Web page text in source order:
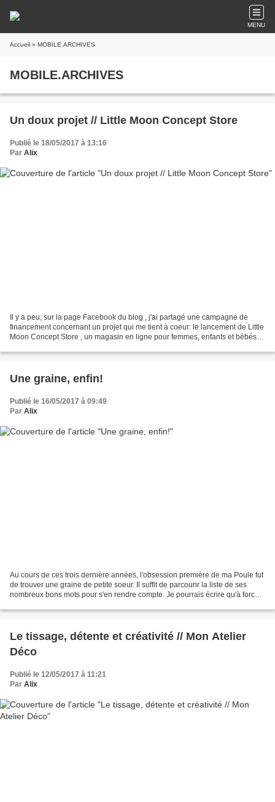
MENU
Accueil » MOBILE.ARCHIVES
MOBILE.ARCHIVES
Un doux projet // Little Moon Concept Store
Publié le 18/05/2017 à 13:16
Par Alix
Il y a peu, sur la page Facebook du blog , j'ai partagé une campagne de
financement concernant un projet qui me tient à coeur: le lancement de Little
Moon Concept Store , un magasin en ligne pour femmes, enfants et bébés.
Une graine, enfin!
Publié le 16/05/2017 à 09:49
Par Alix
Au cours de ces trois dernière années, l'obsession première de ma Poule fut
de trouver une graine de petite soeur. Il suffit de parcourir la liste de ses
nombreux bons mots pour s'en rendre compte. Je pourrais écrire qu'à force
Le tissage, détente et créativité // Mon Atelier
Déco
Publié le 12/05/2017 à 11:21
Par Alix